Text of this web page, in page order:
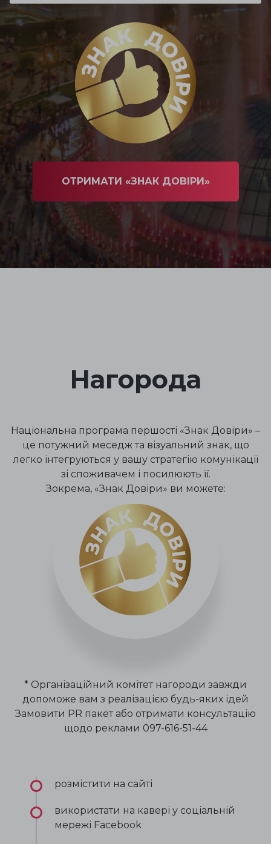
ОТРИМАТИ «ЗНАК ДОВІРИ»
Нагорода
Національна програма першості «Знак Довіри» –
це потужний меседж та візуальний знак, що
легко інтегруються у вашу стратегію комунікації
зі споживачем і посилюють її.
Зокрема, «Знак Довіри» ви можете:
* Організаційний комітет нагороди завжди
допоможе вам з реалізацією будь-яких ідей
Замовити PR пакет або отримати консультацію
щодо реклами 097-616-51-44
розмістити на сайті
використати на кавері у соціальній
мережі Facebook